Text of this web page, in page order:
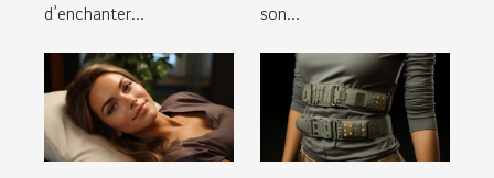
d’enchanter...
son...